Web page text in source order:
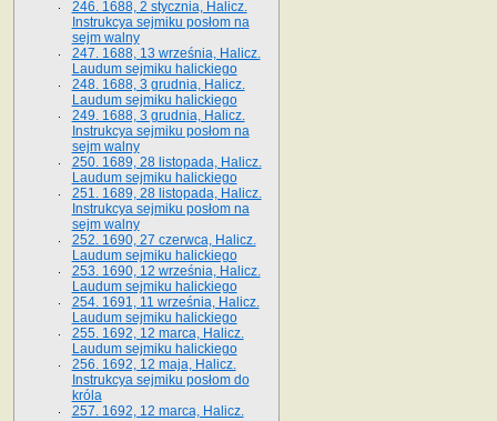
246. 1688, 2 stycznia, Halicz.
Instrukcya sejmiku posłom na
sejm walny
247. 1688, 13 września, Halicz.
Laudum sejmiku halickiego
248. 1688, 3 grudnia, Halicz.
Laudum sejmiku halickiego
249. 1688, 3 grudnia, Halicz.
Instrukcya sejmiku posłom na
sejm walny
250. 1689, 28 listopada, Halicz.
Laudum sejmiku halickiego
251. 1689, 28 listopada, Halicz.
Instrukcya sejmiku posłom na
sejm walny
252. 1690, 27 czerwca, Halicz.
Laudum sejmiku halickiego
253. 1690, 12 września, Halicz.
Laudum sejmiku halickiego
254. 1691, 11 września, Halicz.
Laudum sejmiku halickiego
255. 1692, 12 marca, Halicz.
Laudum sejmiku halickiego
256. 1692, 12 maja, Halicz.
Instrukcya sejmiku posłom do
króla
257. 1692, 12 marca, Halicz.